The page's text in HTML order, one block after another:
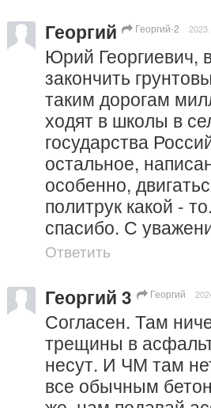
Георгий Георгий-2
Юрий Георгиевич,
закончить
таким дорогам
ходят в школы в
государства
остальное,
особенно,
политрук какой -
спасибо. С
Ответить
Георгий 3 Георгий
Согласен. Там
трещины в
несут. И ЧМ там
все обычным